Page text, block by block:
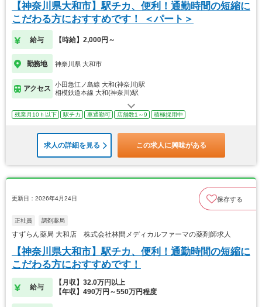
【神奈川県大和市】駅チカ、便利！通勤時間の短縮に
こだわる方におすすめです！ ＜パート＞
給与 【時給】2,000円～
勤務地 神奈川県 大和市
アクセス
小田急江ノ島線 大和(神奈川)駅
相模鉄道本線 大和(神奈川)駅
残業月10ｈ以下 駅チカ 車通勤可 店舗数1～9 積極採用中
求人の詳細を見る この求人に興味がある
更新日：2026年4月24日 保存する
正社員 調剤薬局
すずらん薬局 大和店 株式会社林間メディカルファーマの薬剤師求人
【神奈川県大和市】駅チカ、便利！通勤時間の短縮に
こだわる方におすすめです！
給与
【月収】32.0万円以上
【年収】490万円～550万円程度